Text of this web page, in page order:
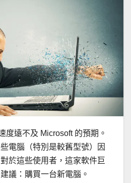
度遠不及 Microsoft 的預期。
電腦（特別是較舊型號）因
於這些使用者，這家軟件巨
議：購買一台新電腦。